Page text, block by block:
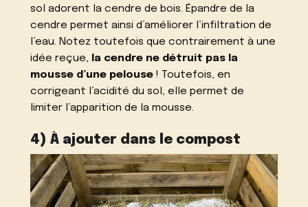
sol adorent la cendre de bois. Épandre de la
cendre permet ainsi d’améliorer l’infiltration de
l’eau. Notez toutefois que contrairement à une
idée reçue, la cendre ne détruit pas la
mousse d’une pelouse ! Toutefois, en
corrigeant l’acidité du sol, elle permet de
limiter l’apparition de la mousse.
4) À ajouter dans le compost